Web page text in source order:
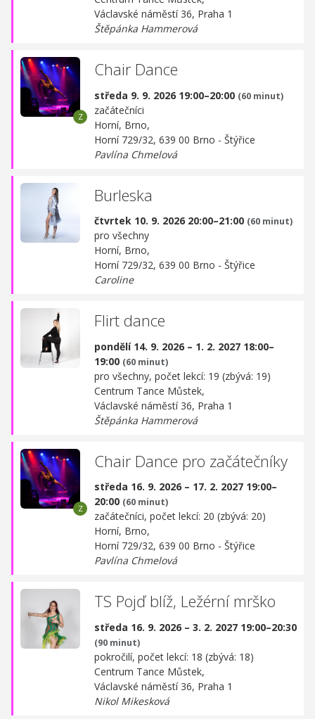
Václavské náměstí 36, Praha 1
Štěpánka Hammerová
Chair Dance
středa 9. 9. 2026 19:00–20:00 (60 minut)
začátečníci
Horní, Brno,
Horní 729/32, 639 00 Brno - Štýřice
Pavlína Chmelová
Burleska
čtvrtek 10. 9. 2026 20:00–21:00 (60 minut)
pro všechny
Horní, Brno,
Horní 729/32, 639 00 Brno - Štýřice
Caroline
Flirt dance
pondělí 14. 9. 2026 – 1. 2. 2027 18:00–
19:00 (60 minut)
pro všechny, počet lekcí: 19 (zbývá: 19)
Centrum Tance Můstek,
Václavské náměstí 36, Praha 1
Štěpánka Hammerová
Chair Dance pro začátečníky
středa 16. 9. 2026 – 17. 2. 2027 19:00–
20:00 (60 minut)
začátečníci, počet lekcí: 20 (zbývá: 20)
Horní, Brno,
Horní 729/32, 639 00 Brno - Štýřice
Pavlína Chmelová
TS Pojď blíž, Ležérní mrško
středa 16. 9. 2026 – 3. 2. 2027 19:00–20:30
(90 minut)
pokročilí, počet lekcí: 18 (zbývá: 18)
Centrum Tance Můstek,
Václavské náměstí 36, Praha 1
Nikol Mikesková